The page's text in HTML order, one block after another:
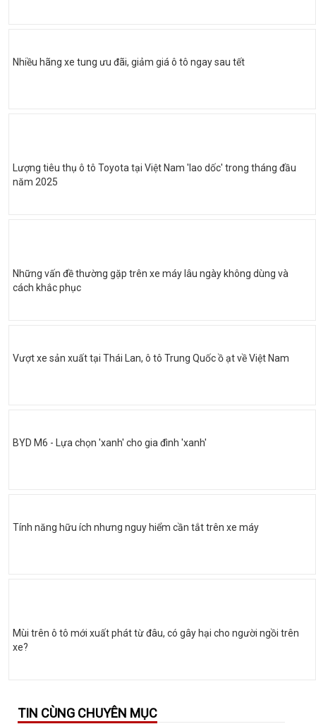
Nhiều hãng xe tung ưu đãi, giảm giá ô tô ngay sau tết
Lượng tiêu thụ ô tô Toyota tại Việt Nam 'lao dốc' trong tháng đầu
năm 2025
Những vấn đề thường gặp trên xe máy lâu ngày không dùng và
cách khắc phục
Vượt xe sản xuất tại Thái Lan, ô tô Trung Quốc ồ ạt về Việt Nam
BYD M6 - Lựa chọn 'xanh' cho gia đình 'xanh'
Tính năng hữu ích nhưng nguy hiểm cần tắt trên xe máy
Mùi trên ô tô mới xuất phát từ đâu, có gây hại cho người ngồi trên
xe?
TIN CÙNG CHUYÊN MỤC